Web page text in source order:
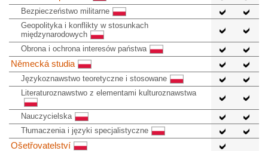
Bezpieczeństwo militarne
Geopolityka i konflikty w stosunkach
międzynarodowych
Obrona i ochrona interesów państwa
Německá studia
Językoznawstwo teoretyczne i stosowane
Literaturoznawstwo z elementami kulturoznawstwa
Nauczycielska
Tłumaczenia i języki specjalistyczne
Ošetřovatelství